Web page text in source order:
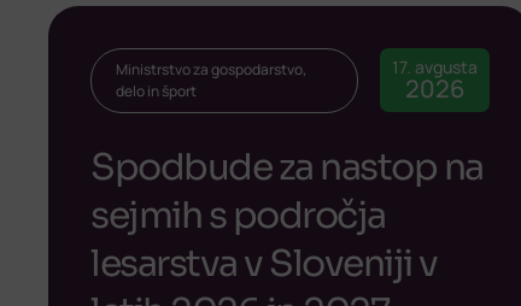
Ministrstvo za gospodarstvo,
delo in šport
17. avgusta
2026
Spodbude za nastop na
sejmih s področja
lesarstva v Sloveniji v